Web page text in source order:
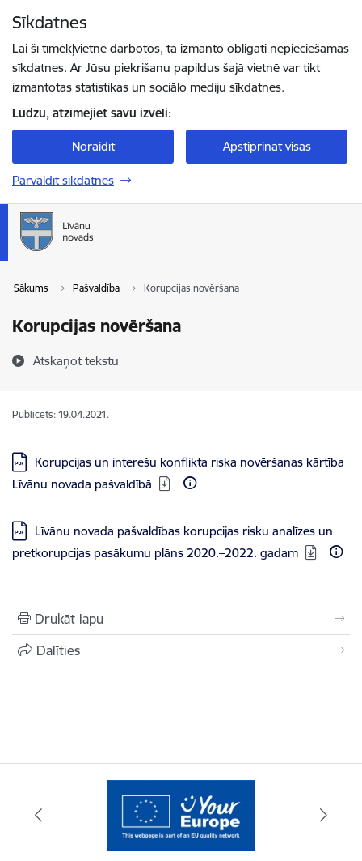
Sīkdatnes
Lai šī tīmekļvietne darbotos, tā izmanto obligāti nepieciešamās
sīkdatnes. Ar Jūsu piekrišanu papildus šajā vietnē var tikt
izmantotas statistikas un sociālo mediju sīkdatnes.
Lūdzu, atzīmējiet savu izvēli:
Noraidīt Apstiprināt visas
Pārvaldīt sīkdatnes
Sākums Pašvaldība Korupcijas novēršana
Korupcijas novēršana
Atskaņot tekstu
Publicēts: 19.04.2021.
Lejupielādēt:
Korupcijas un interešu konflikta riska novēršanas kārtība
Līvānu novada pašvaldībā
Lejupielādēt:
Līvānu novada pašvaldības korupcijas risku analīzes un
pretkorupcijas pasākumu plāns 2020.–2022. gadam
Drukāt lapu
Dalīties